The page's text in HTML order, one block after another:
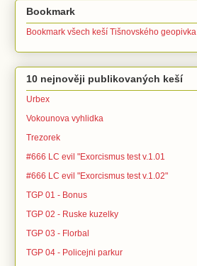
Bookmark
Bookmark všech keší Tišnovského geopivka
10 nejnověji publikovaných keší
Urbex
Vokounova vyhlidka
Trezorek
#666 LC evil "Exorcismus test v.1.01
#666 LC evil "Exorcismus test v.1.02"
TGP 01 - Bonus
TGP 02 - Ruske kuzelky
TGP 03 - Florbal
TGP 04 - Policejni parkur